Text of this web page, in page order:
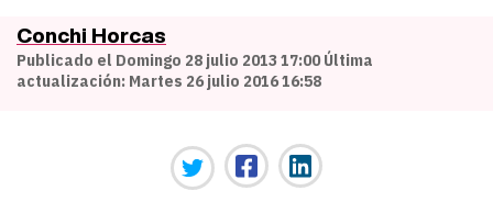
Conchi Horcas
Publicado el Domingo 28 julio 2013 17:00 Última
actualización: Martes 26 julio 2016 16:58